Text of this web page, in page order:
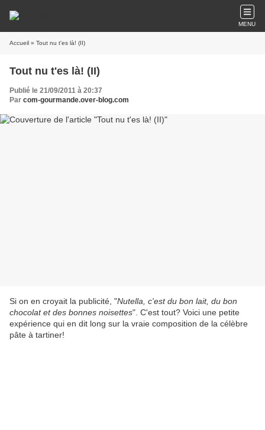
MENU
Accueil » Tout nu t'es là! (II)
Tout nu t'es là! (II)
Publié le 21/09/2011 à 20:37
Par com-gourmande.over-blog.com
Si on en croyait la publicité, "Nutella, c'est du bon lait, du bon
chocolat et des bonnes noisettes". C'est tout? Voici une petite
expérience qui en dit long sur la vraie composition de la célèbre
pâte à tartiner!